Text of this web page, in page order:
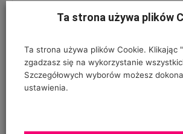
Ta strona używa plików
Ta strona używa plików Cookie. Klikając
zgadzasz się na wykorzystanie
Szczegółowych wyborów możesz
ustawienia.